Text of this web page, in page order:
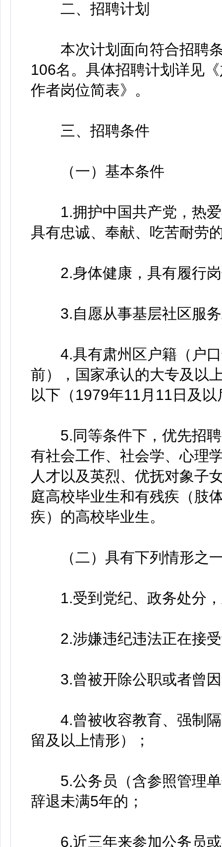
二、招聘计划
本次计划面向符合招聘条
106名。具体招聘计划详见
作者岗位简表》。
三、招聘条件
（一）基本条件
1.拥护中国共产党，热爱
具有忠诚、奉献、吃苦耐劳
2.身体健康，具有履行岗
3.自愿从事基层社区服务
4.具有肃州区户籍（户口
前），国家承认的大专及以
以下（1979年11月11日及
5.同等条件下，优先招聘
有社会工作、社会学、心理
人才以及英烈、优抚对象子
庭高校毕业生和有残疾（肢
疾）的高校毕业生。
（二）具有下列情形之一
1.受到党纪、政务处分，
2.涉嫌违纪违法正在接受
3.曾被开除公职或者曾因
4.曾被收容教育、强制隔
留及以上情形）；
5.公务员（含参照管理单
辞退未满5年的；
6.近三年来参加公务员或